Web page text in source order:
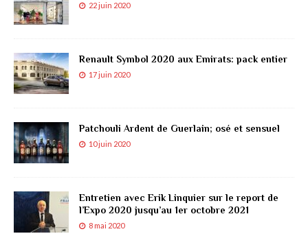
22 juin 2020
Renault Symbol 2020 aux Emirats: pack entier
17 juin 2020
Patchouli Ardent de Guerlain; osé et sensuel
10 juin 2020
Entretien avec Erik Linquier sur le report de
l’Expo 2020 jusqu’au 1er octobre 2021
8 mai 2020